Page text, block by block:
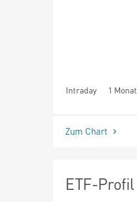
Intraday 1 Monat
seit Beginn
Zum Chart
ETF-Profil